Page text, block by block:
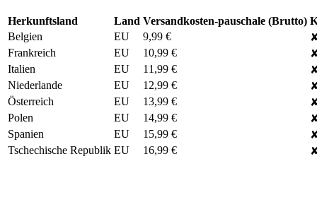
Herkunftsland Land Versandkosten-pauschale (Brutto)
Belgien
EU 9,99 €
Frankreich
EU 10,99 €
Italien
EU 11,99 €
Niederlande
EU 12,99 €
Österreich
EU 13,99 €
Polen
EU 14,99 €
Spanien
EU 15,99 €
Tschechische Republik EU 16,99 €